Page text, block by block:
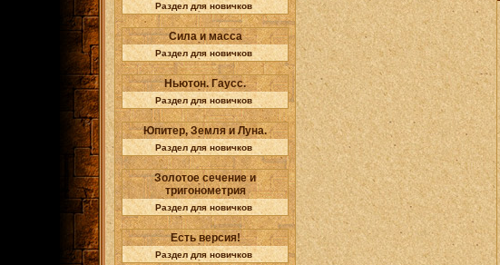
Раздел для новичков
Сила и масса
Раздел для новичков
Ньютон. Гаусс.
Раздел для новичков
Юпитер, Земля и Луна.
Раздел для новичков
Золотое сечение и
тригонометрия
Раздел для новичков
Есть версия!
Раздел для новичков